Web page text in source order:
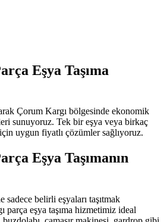
Eşya Taşıma
Çorum Kargı bölgesinde ekonomik
sunuyoruz. Tek bir eşya veya birkaç
uygun fiyatlı çözümler sağlıyoruz.
Eşya Taşımanın
sadece belirli eşyaları taşıtmak
parça eşya taşıma hizmetimiz ideal